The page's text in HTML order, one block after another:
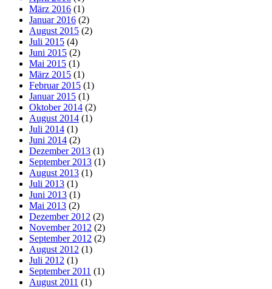
März 2016 (1)
Januar 2016 (2)
August 2015 (2)
Juli 2015 (4)
Juni 2015 (2)
Mai 2015 (1)
März 2015 (1)
Februar 2015 (1)
Januar 2015 (1)
Oktober 2014 (2)
August 2014 (1)
Juli 2014 (1)
Juni 2014 (2)
Dezember 2013 (1)
September 2013 (1)
August 2013 (1)
Juli 2013 (1)
Juni 2013 (1)
Mai 2013 (2)
Dezember 2012 (2)
November 2012 (2)
September 2012 (2)
August 2012 (1)
Juli 2012 (1)
September 2011 (1)
August 2011 (1)